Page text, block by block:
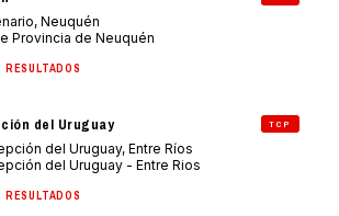
Neuquén
Provincia de Neuquén
RESULTADOS
del Uruguay TCP
del Uruguay, Entre Ríos
del Uruguay - Entre Rios
RESULTADOS